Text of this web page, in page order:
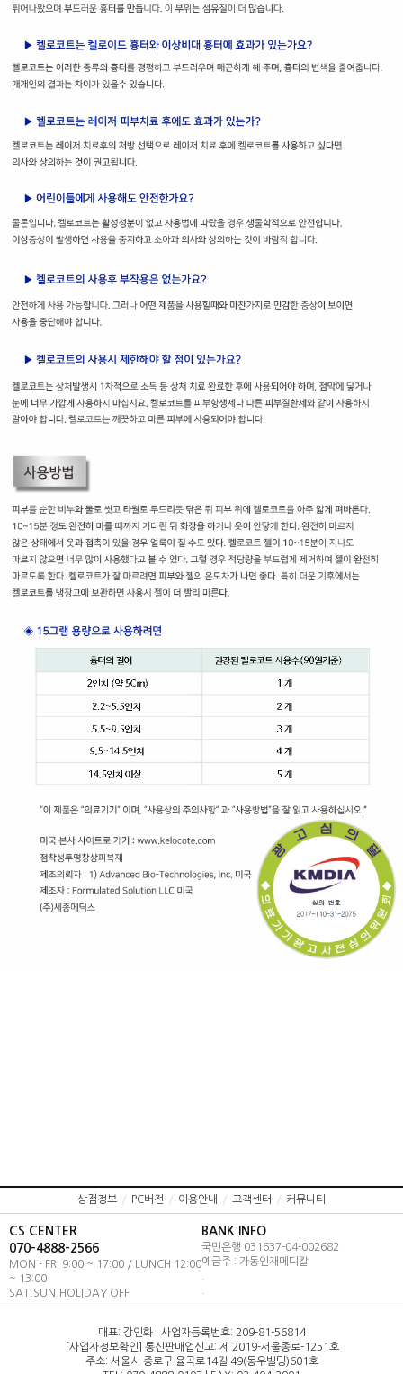
상점정보 / PC버전 / 이용안내 / 고객센터 / 커뮤니티
CS CENTER
070-4888-2566
MON - FRI 9:00 ~ 17:00 / LUNCH 12:00
~ 13:00
SAT.SUN.HOLIDAY OFF
BANK INFO
국민은행 031637-04-002682
예금주 : 가동인재메디칼
대표: 강인화 | 사업자등록번호: 209-81-56814
[사업자정보확인] 통신판매업신고: 제 2019-서울종로-1251호
주소: 서울시 종로구 율곡로14길 49(동우빌딩)601호